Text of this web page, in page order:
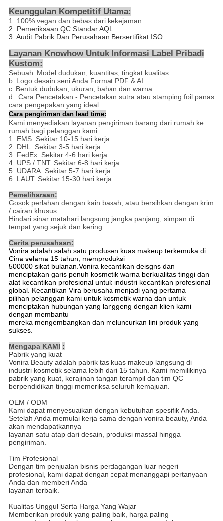
Keunggulan Kompetitif Utama:
1. 100% vegan dan bebas dari kekejaman.
2. Pemeriksaan QC Standar AQL.
3. Audit Pabrik Dan Perusahaan Bersertifikat ISO.
Layanan Knowhow Untuk Informasi Label Pribadi
Kustom:
Sebuah. Model dudukan, kuantitas, tingkat kualitas
b. Logo desain seni Anda Format PDF & AI
c. Bentuk dudukan, ukuran, bahan dan warna
d . Cara Pencetakan - Pencetakan sutra atau stamping foil panas
cara pengepakan yang ideal
Cara pengiriman dan lead time:
Kami menyediakan layanan pengiriman barang dari rumah ke
rumah bagi pelanggan kami
1. EMS: Sekitar 10-15 hari kerja
2. DHL: Sekitar 3-5 hari kerja
3. FedEx: Sekitar 4-6 hari kerja
4. UPS / TNT: Sekitar 6-8 hari kerja
5. UDARA: Sekitar 5-7 hari kerja
6. LAUT: Sekitar 15-30 hari kerja
Pemeliharaan:
Gosok perlahan dengan kain basah, atau bersihkan dengan krim
/ cairan khusus.
Hindari sinar matahari langsung jangka panjang, simpan di
tempat yang sejuk dan kering.
Cerita perusahaan:
Vonira adalah salah satu produsen kuas makeup terkemuka di
Cina selama 15 tahun, memproduksi
500000 sikat bulanan.Vonira kecantikan deisgns dan
menciptakan garis penuh kosmetik warna berkualitas tinggi dan
alat kecantikan profesional untuk industri kecantikan profesional
global. Kecantikan Vira berusaha menjadi yang pertama
pilihan pelanggan kami untuk kosmetik warna dan untuk
menciptakan hubungan yang langgeng dengan klien kami
dengan membantu
mereka mengembangkan dan meluncurkan lini produk yang
sukses.
Mengapa KAMI :
Pabrik yang kuat
Vonira Beauty adalah pabrik tas kuas makeup langsung di
industri kosmetik selama lebih dari 15 tahun. Kami memilikinya
pabrik yang kuat, kerajinan tangan terampil dan tim QC
berpendidikan tinggi memeriksa seluruh kemajuan.
OEM / ODM
Kami dapat menyesuaikan dengan kebutuhan spesifik Anda.
Setelah Anda memulai kerja sama dengan vonira beauty, Anda
akan mendapatkannya
layanan satu atap dari desain, produksi massal hingga
pengiriman.
Tim Profesional
Dengan tim penjualan bisnis perdagangan luar negeri
profesional, kami dapat dengan cepat menanggapi pertanyaan
Anda dan memberi Anda
layanan terbaik.
Kualitas Unggul Serta Harga Yang Wajar
Memberikan produk yang paling baik, harga paling